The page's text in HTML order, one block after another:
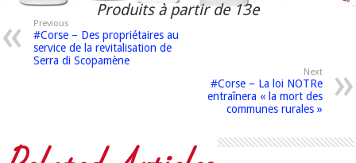
Produits à partir de 13e
Previous
#Corse – Des propriétaires au
service de la revitalisation de
Serra di Scopamène
Next
#Corse – La loi NOTRe
entraînera « la mort des
communes rurales »